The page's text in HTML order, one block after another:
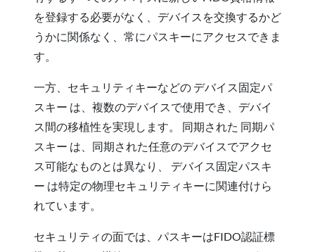
を登録する必要がなく、デバイスを交換するかど
うかに関係なく、常にパスキーにアクセスできま
す。
一方、セキュリティキーなどの デバイス固定パ
スキー は、複数のデバイスで使用でき、デバイ
ス間の移植性を実現します。 同期された 同期パ
スキー は、同期された任意のデバイスでアクセ
ス可能なものとは異なり、 デバイス固定パスキ
ー は特定の物理セキュリティキーに関連付けら
れています。
セキュリティの面では、パスキーはFIDO認証標